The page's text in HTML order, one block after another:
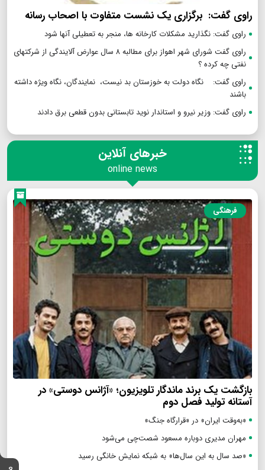
راوی گفت: برگزاری یک نشست متفاوت با اصحاب رسانه
راوی گفت: نگذارید مشکلات کارخانه ها، منجر به تعطیلی آنها شود
راوی گفت شورای شهر اهواز برای مطالبه ۸ سال عوارض آلایندگی از شرکتهای
نفتی چه کرده ؟
راوی گفت: نگاه دولت به خوزستان بد نیست، نمایندگان، نگاه ویژه داشته
باشند
راوی گفت: وزیر نیرو و استاندار نوید تابستانی بدون قطعی برق دادند
خبرهای آنلاین
online news
فرهنگی
بازگشت یک برند ماندگار تلویزیون؛ «آژانس دوستی» در
آستانه تولید فصل دوم
«به‌وقت ایران» در «قرارگاه جنگ»
مهران مدیری دوباره مسعود شصت‌چی می‌شود
«صد سال به این سال‌ها» به شبکه نمایش خانگی رسید